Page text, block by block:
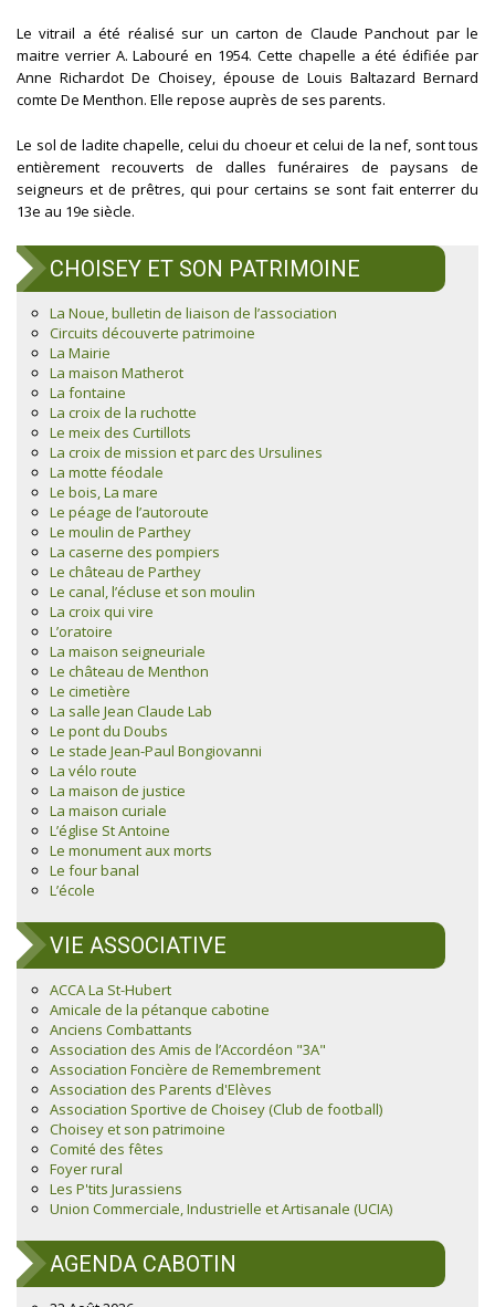
Le vitrail a été réalisé sur un carton de Claude Panchout par le
maitre verrier A. Labouré en 1954. Cette chapelle a été édifiée par
Anne Richardot De Choisey, épouse de Louis Baltazard Bernard
comte De Menthon. Elle repose auprès de ses parents.
Le sol de ladite chapelle, celui du choeur et celui de la nef, sont tous
entièrement recouverts de dalles funéraires de paysans de
seigneurs et de prêtres, qui pour certains se sont fait enterrer du
13e au 19e siècle.
CHOISEY ET SON PATRIMOINE
La Noue, bulletin de liaison de l’association
Circuits découverte patrimoine
La Mairie
La maison Matherot
La fontaine
La croix de la ruchotte
Le meix des Curtillots
La croix de mission et parc des Ursulines
La motte féodale
Le bois, La mare
Le péage de l’autoroute
Le moulin de Parthey
La caserne des pompiers
Le château de Parthey
Le canal, l’écluse et son moulin
La croix qui vire
L’oratoire
La maison seigneuriale
Le château de Menthon
Le cimetière
La salle Jean Claude Lab
Le pont du Doubs
Le stade Jean-Paul Bongiovanni
La vélo route
La maison de justice
La maison curiale
L’église St Antoine
Le monument aux morts
Le four banal
L’école
VIE ASSOCIATIVE
ACCA La St-Hubert
Amicale de la pétanque cabotine
Anciens Combattants
Association des Amis de l’Accordéon "3A"
Association Foncière de Remembrement
Association des Parents d'Elèves
Association Sportive de Choisey (Club de football)
Choisey et son patrimoine
Comité des fêtes
Foyer rural
Les P'tits Jurassiens
Union Commerciale, Industrielle et Artisanale (UCIA)
AGENDA CABOTIN